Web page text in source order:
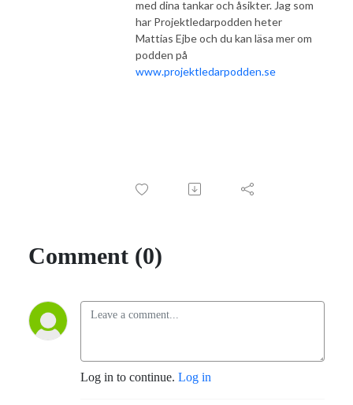
med dina tankar och åsikter. Jag som
har Projektledarpodden heter
Mattias Ejbe och du kan läsa mer om
podden på
www.projektledarpodden.se
Comment (0)
Log in to continue. Log in